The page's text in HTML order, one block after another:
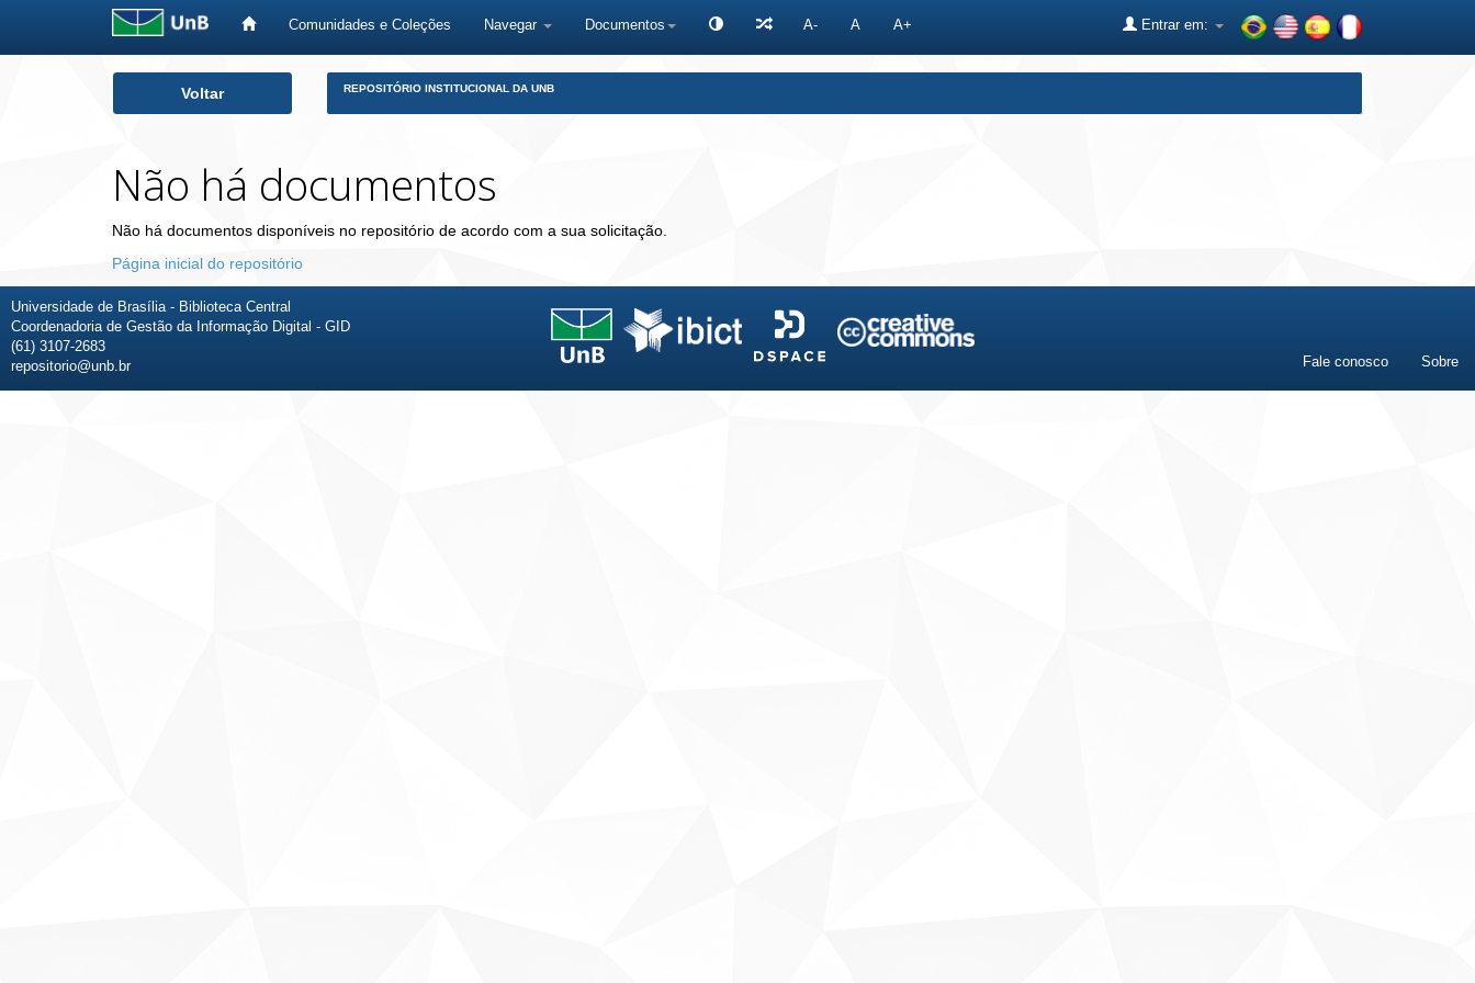
Comunidades e Coleções Navegar Documentos A- A A+ Entrar em:
Voltar REPOSITÓRIO INSTITUCIONAL DA UNB
Não há documentos
Não há documentos disponíveis no repositório de acordo com a sua solicitação.
Página inicial do repositório
Universidade de Brasília - Biblioteca Central
Coordenadoria de Gestão da Informação Digital - GID
(61) 3107-2683
repositorio@unb.br
Fale conosco Sobre